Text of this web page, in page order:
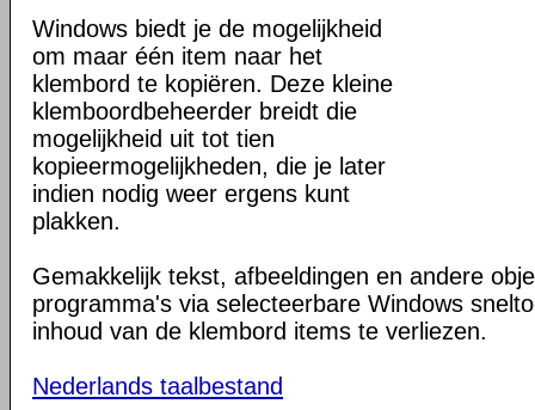
Windows biedt je de mogelijkheid
om maar één item naar het
klembord te kopiëren. Deze kleine
klemboordbeheerder breidt die
mogelijkheid uit tot tien
kopieermogelijkheden, die je later
indien nodig weer ergens kunt
plakken.
Gemakkelijk tekst, afbeeldingen en andere
programma's via selecteerbare Windows
inhoud van de klembord items te verliezen.
Nederlands taalbestand